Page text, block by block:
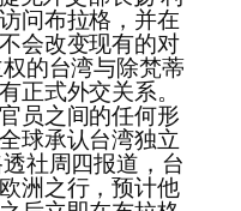
问布拉格，并在
会改变现有的对
的台湾与除梵蒂
正式外交关系。
员之间的任何形
球承认台湾独立
社周四报道，台
洲之行，预计他